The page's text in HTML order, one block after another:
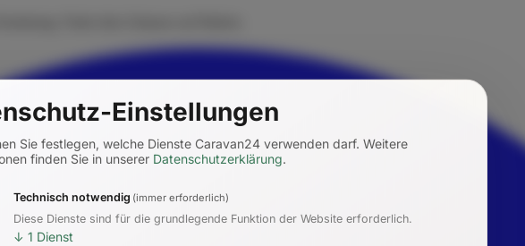
Einstellungen
Sie festlegen, welche Dienste Caravan24 verwenden darf. Weitere
finden Sie in unserer Datenschutzerklärung.
Technisch notwendig (immer erforderlich)
Diese Dienste sind für die grundlegende Funktion der Website erforderlich.
↓ 1 Dienst